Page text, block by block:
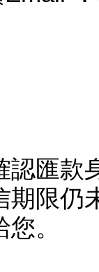
認匯款
期限仍
。